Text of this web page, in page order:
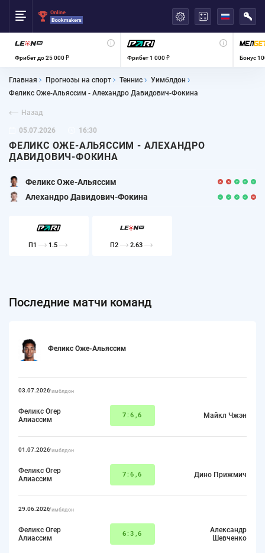
Фрибет до 25 000 ₽ Фрибет 1 000 ₽ Бонус
Главная Прогнозы на спорт Теннис
Уимблдон
Феликс Оже-Альяссим - Алехандро Давидович-Фокина
Назад
05.07.2026 16:30
ФЕЛИКС ОЖЕ-АЛЬЯССИМ - АЛЕХАНДРО
ДАВИДОВИЧ-ФОКИНА
Феликс Оже-Альяссим
Алехандро Давидович-Фокина
П1 1.5 П2 2.63
Последние матчи команд
Феликс Оже-Альяссим
03.07.2026Уимблдон
Феликс Огер
Алиассим
7:6,6 Майкл Чжэн
01.07.2026Уимблдон
Феликс Огер
Алиассим
7:6,6 Дино Прижмич
29.06.2026Уимблдон
Феликс Огер
Алиассим
6:3,6
Александр
Шевченко